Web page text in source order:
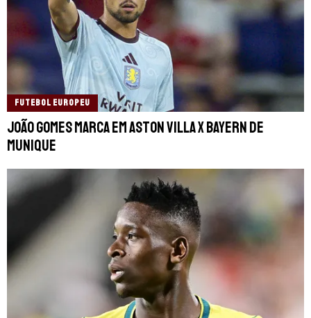
FUTEBOL EUROPEU
João Gomes marca em Aston Villa x Bayern de
Munique